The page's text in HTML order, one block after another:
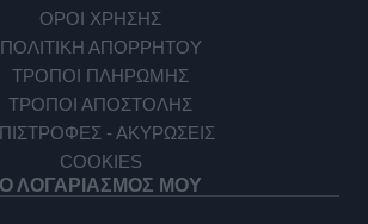
ΟΡΟΙ ΧΡΗΣΗΣ
ΠΟΛΙΤΙΚΗ ΑΠΟΡΡΗΤΟΥ
ΤΡΟΠΟΙ ΠΛΗΡΩΜΗΣ
ΤΡΟΠΟΙ ΑΠΟΣΤΟΛΗΣ
- ΑΚΥΡΩΣΕΙΣ
COOKIES
Ο ΛΟΓΑΡΙΑΣΜΟΣ ΜΟΥ